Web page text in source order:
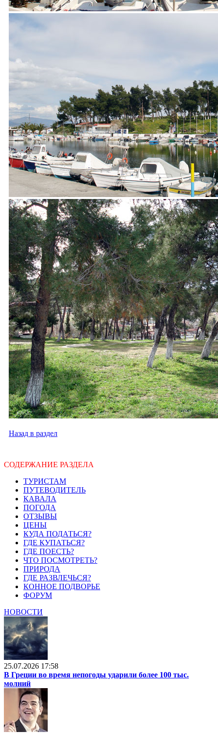
Назад в раздел
СОДЕРЖАНИЕ РАЗДЕЛА
ТУРИСТАМ
ПУТЕВОДИТЕЛЬ
КАВАЛА
ПОГОДА
ОТЗЫВЫ
ЦЕНЫ
КУДА ПОДАТЬСЯ?
ГДЕ КУПАТЬСЯ?
ГДЕ ПОЕСТЬ?
ЧТО ПОСМОТРЕТЬ?
ПРИРОДА
ГДЕ РАЗВЛЕЧЬСЯ?
КОННОЕ ПОДВОРЬЕ
ФОРУМ
НОВОСТИ
25.07.2026 17:58
В Греции во время непогоды ударили более 100 тыс.
молний